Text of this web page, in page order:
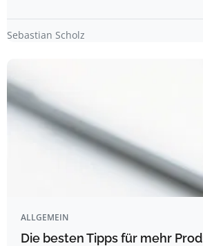
Sebastian Scholz
ALLGEMEIN
Die besten Tipps für mehr